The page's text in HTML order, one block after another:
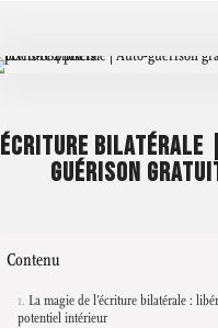
ÉCRITURE
GUÉRISON
Contenu
La magie de l’écriture bilatérale :
potentiel intérieur